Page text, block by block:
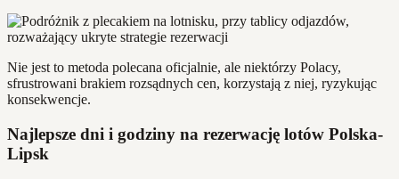
Nie jest to metoda polecana oficjalnie, ale niektórzy Polacy,
sfrustrowani brakiem rozsądnych cen, korzystają z niej, ryzykując
konsekwencje.
Najlepsze dni i godziny na rezerwację lotów Polska-
Lipsk